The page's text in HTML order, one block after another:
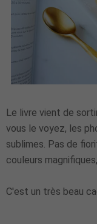
Le livre vient de
vous le voyez, les
sublimes. Pas de
couleurs
C'est un très beau